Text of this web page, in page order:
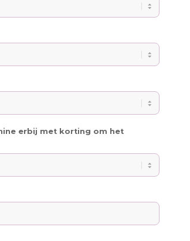
erbij met korting om het